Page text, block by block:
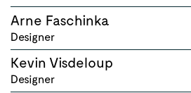
Arne Faschinka
Designer
Kevin Visdeloup
Designer